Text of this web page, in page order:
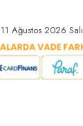
11 Ağustos 2026 Salı